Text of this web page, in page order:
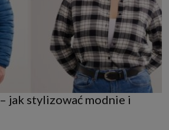
jak stylizować modnie i